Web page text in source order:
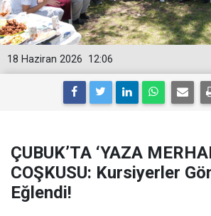
12:06
18 Haziran 2026
ÇUBUK’TA ‘YAZA
COŞKUSU: Kursiyerler
Eğlendi!